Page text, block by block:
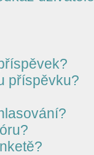
příspěvku?